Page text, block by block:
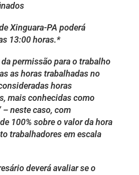
Xinguara-PA poderá
13:00 horas.*
permissão para o trabalho
as horas trabalhadas no
horas
mais conhecidas como
– neste caso, com
100% sobre o valor da hora
trabalhadores em escala
deverá avaliar se o